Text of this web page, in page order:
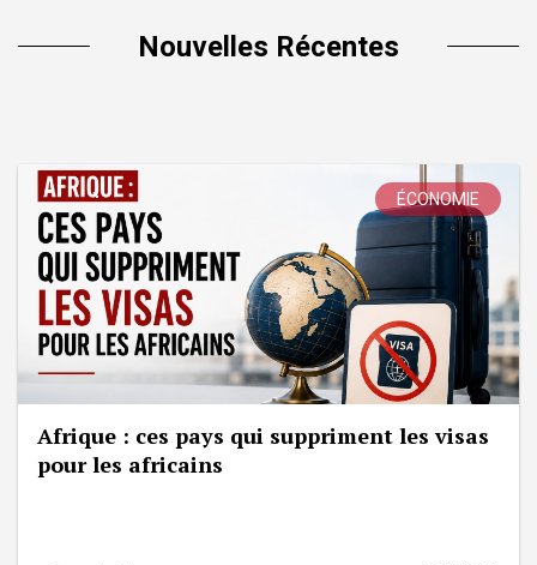
Nouvelles Récentes
ÉCONOMIE
Afrique : ces pays qui suppriment les visas
pour les africains